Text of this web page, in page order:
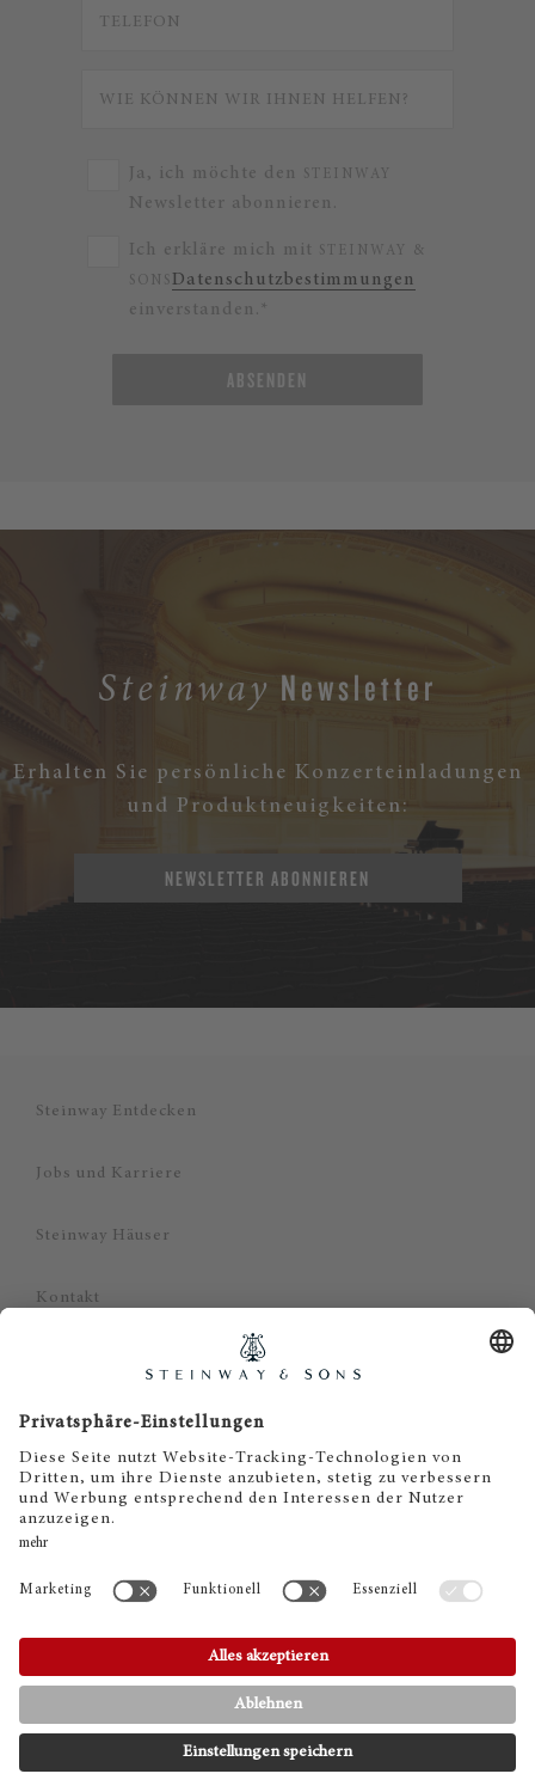
Ja, ich möchte den STEINWAY
Newsletter abonnieren.
Ich erkläre mich mit STEINWAY &
SONS Datenschutzbestimmungen
einverstanden.*
ABSENDEN
Steinway Newsletter
Erhalten Sie persönliche Konzerteinladungen
und Produktneuigkeiten:
NEWSLETTER ABONNIEREN
Steinway Entdecken
Jobs und Karriere
Steinway Häuser
Kontakt
Impressum
Haftungsausschluss
Cookie Zustimmung